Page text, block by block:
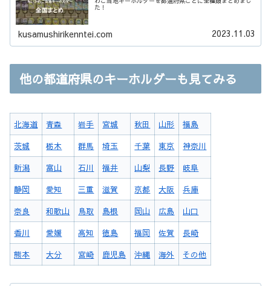
た！
kusamushirikenntei.com 2023.11.03
他の都道府県のキーホルダーも見てみる
北海道 青森 岩手 宮城 秋田 山形 福島
茨城 栃木 群馬 埼玉 千葉 東京 神奈川
新潟 富山 石川 福井 山梨 長野 岐阜
静岡 愛知 三重 滋賀 京都 大阪 兵庫
奈良 和歌山 鳥取 島根 岡山 広島 山口
香川 愛媛 高知 徳島 福岡 佐賀 長崎
熊本 大分 宮崎 鹿児島 沖縄 海外 その他